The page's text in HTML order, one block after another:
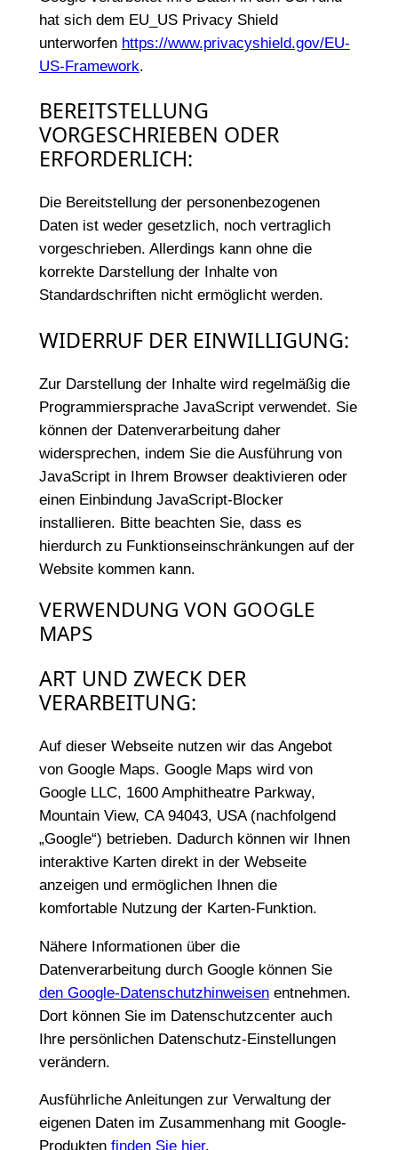
hat sich dem EU_US Privacy Shield
unterworfen https://www.privacyshield.gov/EU-
US-Framework.
BEREITSTELLUNG
VORGESCHRIEBEN ODER
ERFORDERLICH:
Die Bereitstellung der personenbezogenen
Daten ist weder gesetzlich, noch vertraglich
vorgeschrieben. Allerdings kann ohne die
korrekte Darstellung der Inhalte von
Standardschriften nicht ermöglicht werden.
WIDERRUF DER EINWILLIGUNG:
Zur Darstellung der Inhalte wird regelmäßig die
Programmiersprache JavaScript verwendet. Sie
können der Datenverarbeitung daher
widersprechen, indem Sie die Ausführung von
JavaScript in Ihrem Browser deaktivieren oder
einen Einbindung JavaScript-Blocker
installieren. Bitte beachten Sie, dass es
hierdurch zu Funktionseinschränkungen auf der
Website kommen kann.
VERWENDUNG VON GOOGLE
MAPS
ART UND ZWECK DER
VERARBEITUNG:
Auf dieser Webseite nutzen wir das Angebot
von Google Maps. Google Maps wird von
Google LLC, 1600 Amphitheatre Parkway,
Mountain View, CA 94043, USA (nachfolgend
„Google“) betrieben. Dadurch können wir Ihnen
interaktive Karten direkt in der Webseite
anzeigen und ermöglichen Ihnen die
komfortable Nutzung der Karten-Funktion.
Nähere Informationen über die
Datenverarbeitung durch Google können Sie
den Google-Datenschutzhinweisenentnehmen.
Dort können Sie im Datenschutzcenter auch
Ihre persönlichen Datenschutz-Einstellungen
verändern.
Ausführliche Anleitungen zur Verwaltung der
eigenen Daten im Zusammenhang mit Google-
Produktenfinden Sie hier.